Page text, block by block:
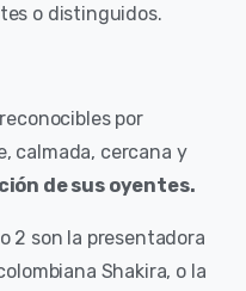
o distinguidos.
por
calmada, cercana y
de sus oyentes.
2 son la presentadora
Shakira, o la